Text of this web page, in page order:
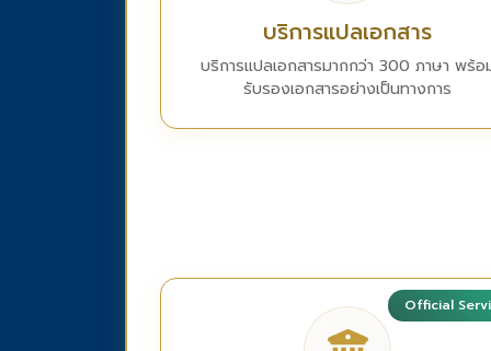
บริการแปลเอกสาร
บริการแปลเอกสารมากกว่า 300 ภาษา พร้อ
รับรองเอกสารอย่างเป็นทางการ
Official